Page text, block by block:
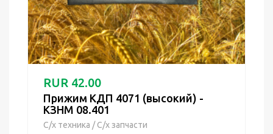
RUR 42.00
Прижим КДП 4071 (высокий) -
КЗНМ 08.401
С/х техника /С/х запчасти